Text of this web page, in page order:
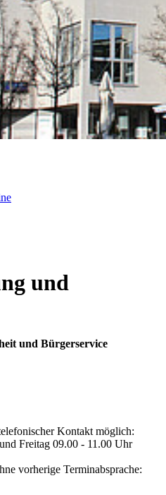
und
und Bürgerservice
Kontakt möglich:
Freitag 09.00 - 11.00 Uhr
vorherige Terminabsprache: